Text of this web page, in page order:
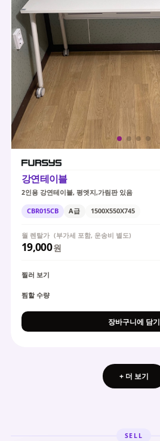
강연테이블
2인용 강연테이블, 평엣지,가림판 있음
CBR015CB A급 1500X550X745
월 렌탈가 (부가세 포함, 운송비 별도)
19,000원
찔러 보기
찜할 수량
장바구니에 담기
+ 더 보기
SELL